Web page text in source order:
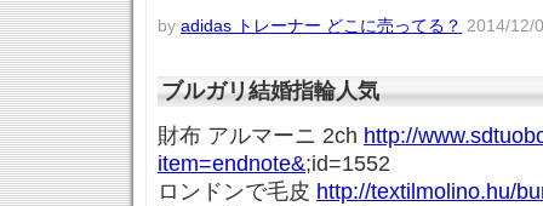
by adidas トレーナー どこに売ってる？ 2014/12/
ブルガリ結婚指輪人気
財布 アルマーニ 2ch http://
item=endnote&;id=1552
ロンドンで毛皮 http://textilmolino.hu/